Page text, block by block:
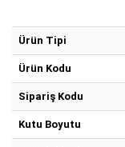
Ürün Tipi
Ürün Kodu
Sipariş Kodu
Kutu Boyutu